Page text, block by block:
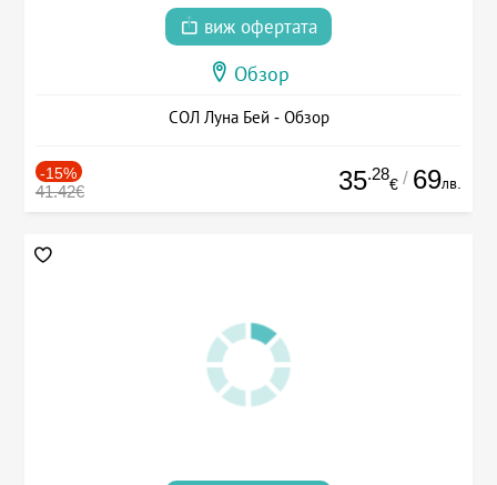
виж офертата
Обзор
СОЛ Луна Бей - Обзор
-15%
41.42€ 35.28
€ / 69лв.